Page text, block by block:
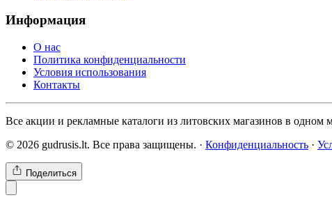
Информация
О нас
Политика конфиденциальности
Условия использования
Контакты
Все акции и рекламные каталоги из литовских магазинов в
© 2026 gudrusis.lt. Все права защищены. · Конфиденциальность ·
Поделиться